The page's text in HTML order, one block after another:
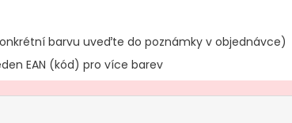
barvu uveďte do poznámky v objednávce)
EAN (kód) pro více barev